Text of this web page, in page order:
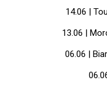
14.06 |
13.06 |
06.06 |